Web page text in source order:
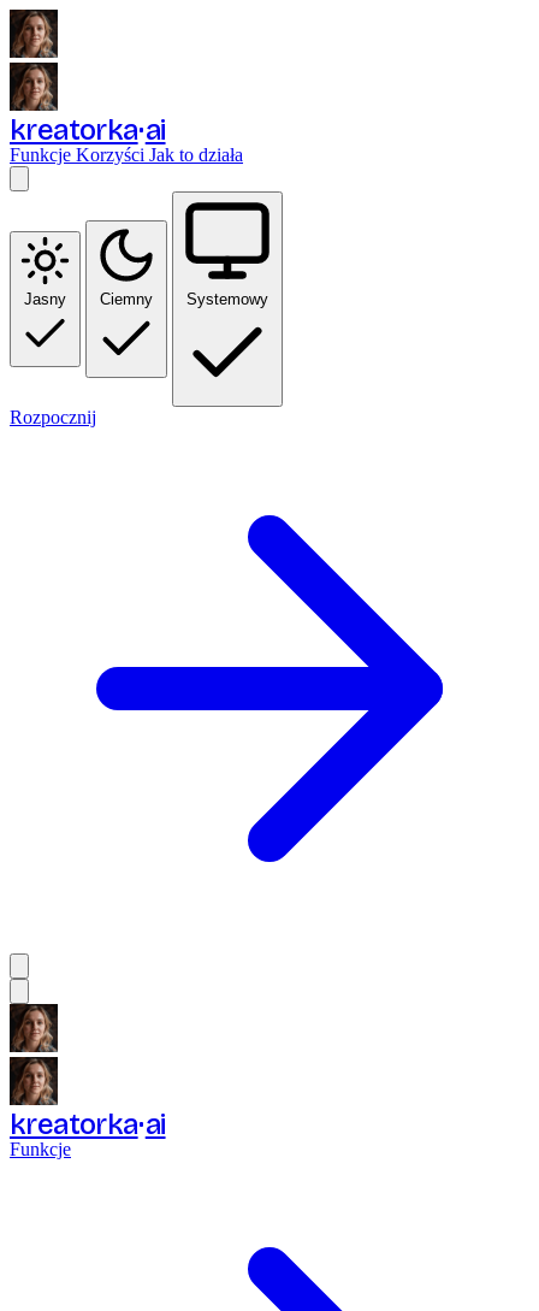
kreatorka ai
Funkcje Korzyści Jak to działa
Jasny Ciemny Systemowy
Rozpocznij
kreatorka ai
Funkcje